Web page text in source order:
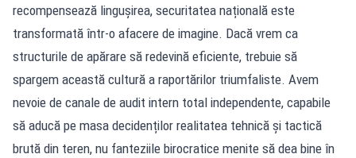
recompensează lingușirea, securitatea națională este
transformată într-o afacere de imagine. Dacă vrem ca
structurile de apărare să redevină eficiente, trebuie să
spargem această cultură a raportărilor triumfaliste. Avem
nevoie de canale de audit intern total independente, capabile
să aducă pe masa decidenților realitatea tehnică și tactică
brută din teren, nu fanteziile birocratice menite să dea bine în